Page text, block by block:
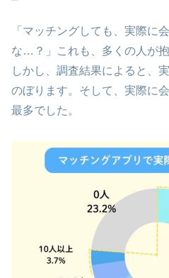
「マッチングしても、実際に
な…？」これも、多くの人が
しかし、調査結果によると、
のぼります。そして、実際に
最多でした。